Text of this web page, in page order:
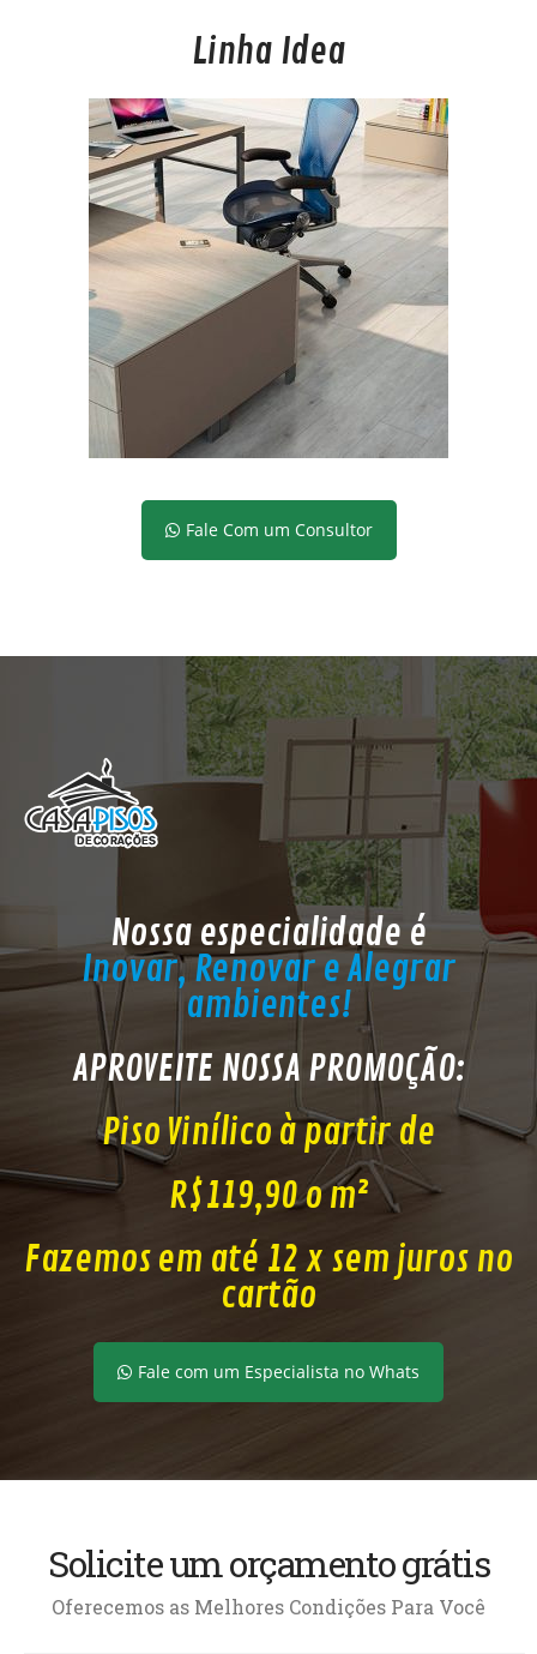
Linha Idea
Fale Com um Consultor
Nossa especialidade é
Inovar, Renovar e Alegrar
ambientes!
APROVEITE NOSSA PROMOÇÃO:
Piso Vinílico à partir de
R$119,90 o m²
Fazemos em até 12 x sem juros no
cartão
Fale com um Especialista no Whats
Solicite um orçamento grátis
Oferecemos as Melhores Condições Para Você